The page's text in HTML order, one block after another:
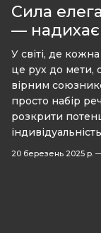
Сила
— надихає
У світі, де
це рух до мети,
вірним
просто набір
розкрити
20 березень 2025 р.